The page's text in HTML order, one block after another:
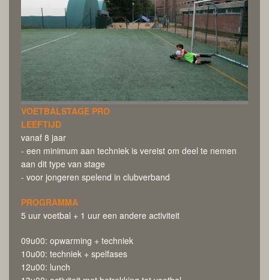
VOETBALSTAGE PRO
LEEFTIJD
vanaf 8 jaar
- een minimum aan techniek is vereist om deel te nemen
aan dit type van stage
- voor jongeren spelend in clubverband
PROGRAMMA
5 uur voetbal + 1 uur een andere activiteit
09u00: opwarming + techniek
10u00: techniek + spelfases
12u00: lunch